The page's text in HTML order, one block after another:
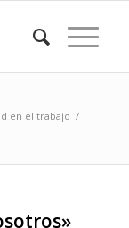
en el trabajo /